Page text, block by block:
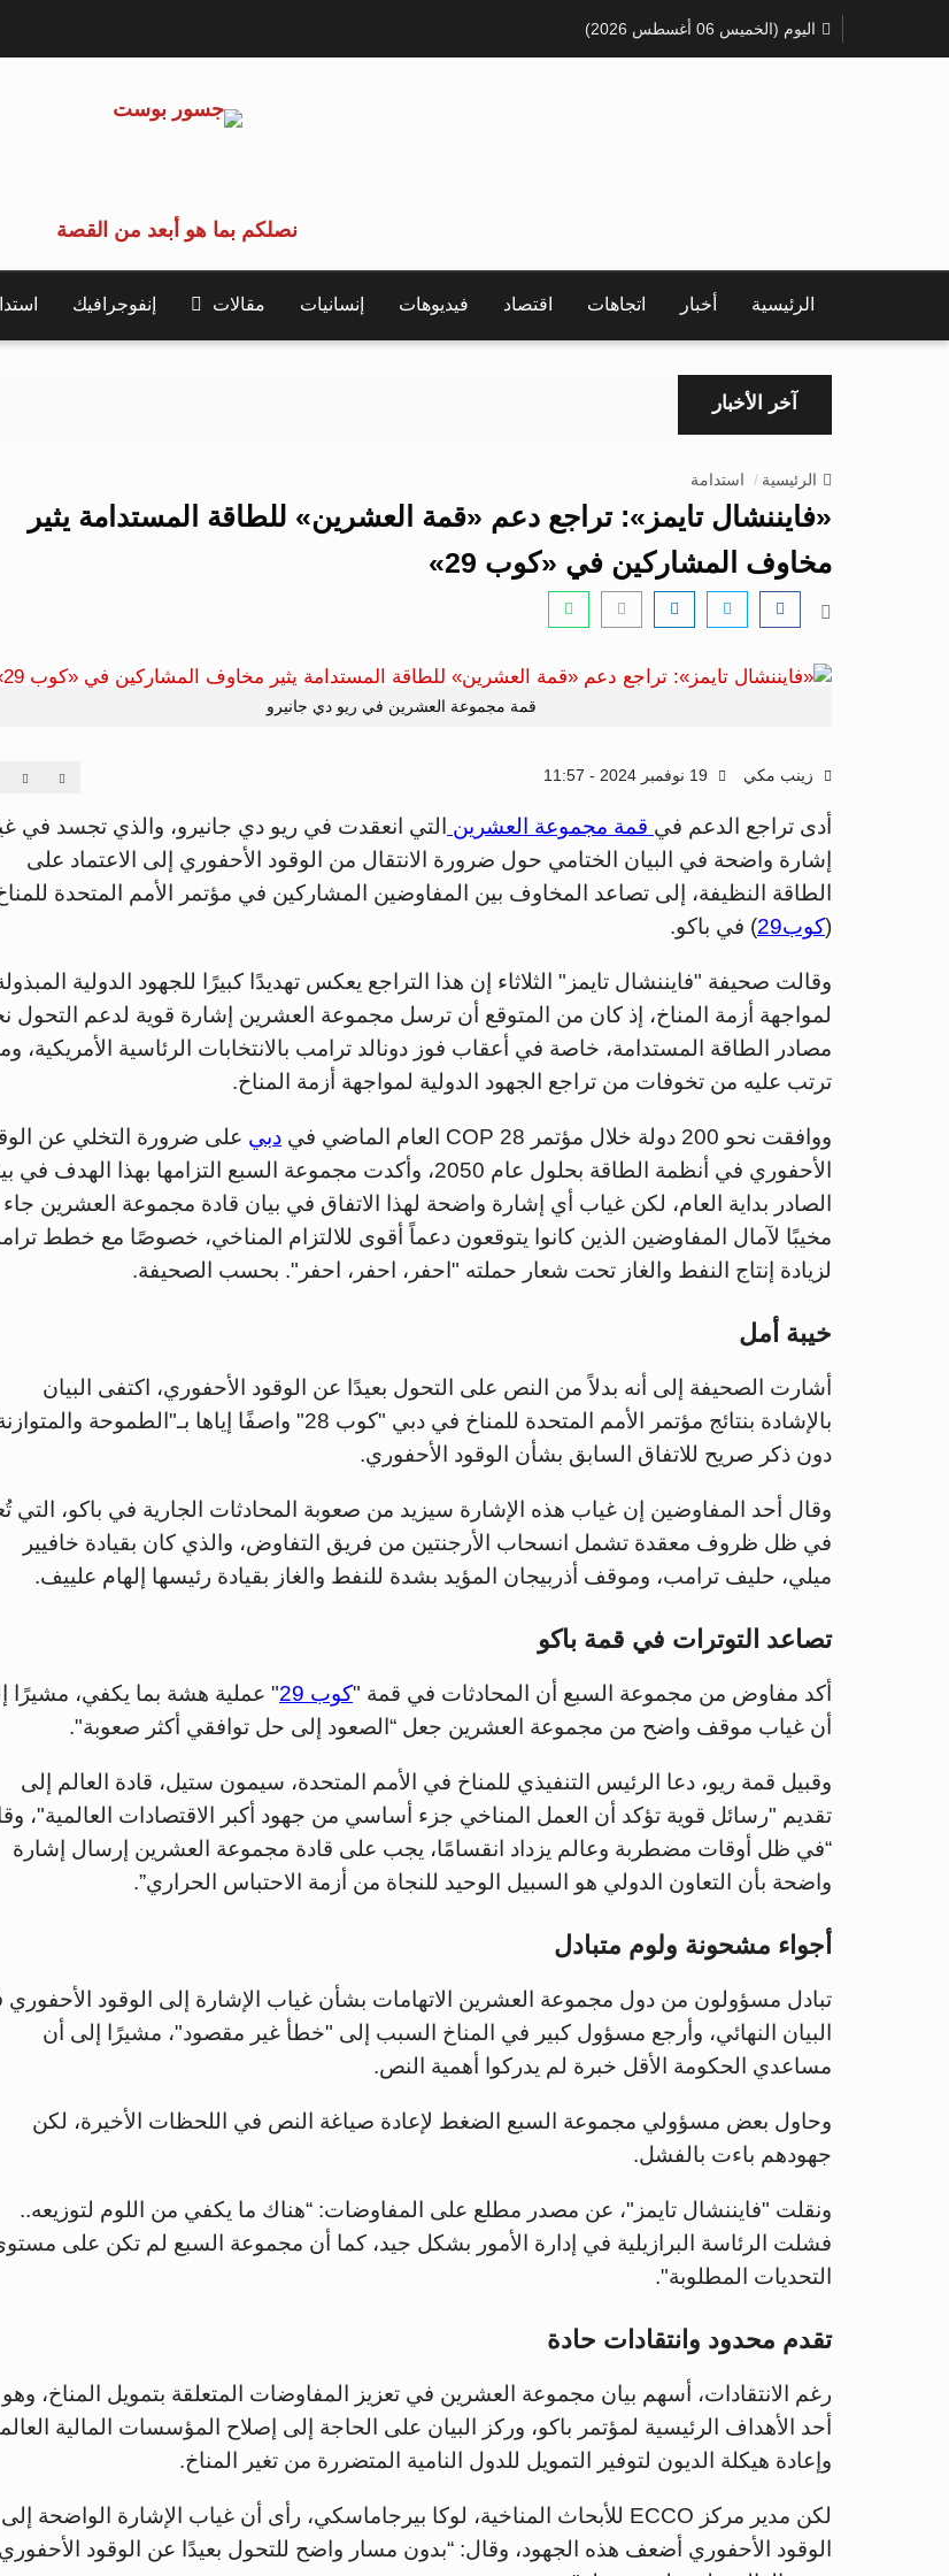
اليوم (الخميس 06 أغسطس 2026)
نصلكم بما هو أبعد من القصة
الرئيسية أخبار اتجاهات اقتصاد فيديوهات إنسانيات مقالات إنفوجرافيك
آخر الأخبار بعد
الرئيسية استدامة
«فايننشال تايمز»: تراجع دعم «قمة العشرين» للطاقة المستدامة يثير
مخاوف المشاركين في «كوب 29»
قمة مجموعة العشرين في ريو دي جانيرو
زينب مكي
أدى تراجع الدعم في قمة مجموعة العشرين التي انعقدت في ريو دي جانيرو، والذي تجسد في
إشارة واضحة في البيان الختامي حول ضرورة الانتقال من الوقود الأحفوري إلى الاعتماد على
الطاقة النظيفة، إلى تصاعد المخاوف بين المفاوضين المشاركين في مؤتمر الأمم المتحدة
(كوب29 ) في باكو.
وقالت صحيفة "فايننشال تايمز" الثلاثاء إن هذا التراجع يعكس تهديدًا كبيرًا للجهود الدولية
لمواجهة أزمة المناخ، إذ كان من المتوقع أن ترسل مجموعة العشرين إشارة قوية لدعم التحول
مصادر الطاقة المستدامة، خاصة في أعقاب فوز دونالد ترامب بالانتخابات الرئاسية الأمريكية،
ترتب عليه من تخوفات من تراجع الجهود الدولية لمواجهة أزمة المناخ.
ووافقت نحو 200 دولة خلال مؤتمر COP 28 العام الماضي في دبي على ضرورة التخلي عن
الأحفوري في أنظمة الطاقة بحلول عام 2050، وأكدت مجموعة السبع التزامها بهذا الهدف في
الصادر بداية العام، لكن غياب أي إشارة واضحة لهذا الاتفاق في بيان قادة مجموعة العشرين جاء
مخيبًا لآمال المفاوضين الذين كانوا يتوقعون دعماً أقوى للالتزام المناخي، خصوصًا مع خطط
لزيادة إنتاج النفط والغاز تحت شعار حملته "احفر، احفر، احفر". بحسب الصحيفة.
خيبة أمل
أشارت الصحيفة إلى أنه بدلاً من النص على التحول بعيدًا عن الوقود الأحفوري، اكتفى البيان
بالإشادة بنتائج مؤتمر الأمم المتحدة للمناخ في دبي "كوب 28" واصفًا إياها بـ"الطموحة
دون ذكر صريح للاتفاق السابق بشأن الوقود الأحفوري.
وقال أحد المفاوضين إن غياب هذه الإشارة سيزيد من صعوبة المحادثات الجارية في باكو، التي
في ظل ظروف معقدة تشمل انسحاب الأرجنتين من فريق التفاوض، والذي كان بقيادة خافيير
ميلي، حليف ترامب، وموقف أذربيجان المؤيد بشدة للنفط والغاز بقيادة رئيسها إلهام علييف.
تصاعد التوترات في قمة باكو
أكد مفاوض من مجموعة السبع أن المحادثات في قمة "كوب 29
" عملية هشة بما يكفي، مشيرًا
أن غياب موقف واضح من مجموعة العشرين جعل “الصعود إلى حل توافقي أكثر صعوبة".
وقبيل قمة ريو، دعا الرئيس التنفيذي للمناخ في الأمم المتحدة، سيمون ستيل، قادة العالم إلى
تقديم "رسائل قوية تؤكد أن العمل المناخي جزء أساسي من جهود أكبر الاقتصادات العالمية"،
“في ظل أوقات مضطربة وعالم يزداد انقسامًا، يجب على قادة مجموعة العشرين إرسال إشارة
واضحة بأن التعاون الدولي هو السبيل الوحيد للنجاة من أزمة الاحتباس الحراري”.
أجواء مشحونة ولوم متبادل
تبادل مسؤولون من دول مجموعة العشرين الاتهامات بشأن غياب الإشارة إلى الوقود
البيان النهائي، وأرجع مسؤول كبير في المناخ السبب إلى "خطأ غير مقصود"، مشيرًا إلى أن
مساعدي الحكومة الأقل خبرة لم يدركوا أهمية النص.
وحاول بعض مسؤولي مجموعة السبع الضغط لإعادة صياغة النص في اللحظات الأخيرة، لكن
جهودهم باءت بالفشل.
ونقلت "فايننشال تايمز"، عن مصدر مطلع على المفاوضات: “هناك ما يكفي من اللوم لتوزيعه..
فشلت الرئاسة البرازيلية في إدارة الأمور بشكل جيد، كما أن مجموعة السبع لم تكن على
التحديات المطلوبة".
تقدم محدود وانتقادات حادة
رغم الانتقادات، أسهم بيان مجموعة العشرين في تعزيز المفاوضات المتعلقة بتمويل المناخ، وهو
أحد الأهداف الرئيسية لمؤتمر باكو، وركز البيان على الحاجة إلى إصلاح المؤسسات المالية
وإعادة هيكلة الديون لتوفير التمويل للدول النامية المتضررة من تغير المناخ.
لكن مدير مركز ECCO للأبحاث المناخية، لوكا بيرجاماسكي، رأى أن غياب الإشارة الواضحة إلى
الوقود الأحفوري أضعف هذه الجهود، وقال: “بدون مسار واضح للتحول بعيدًا عن الوقود